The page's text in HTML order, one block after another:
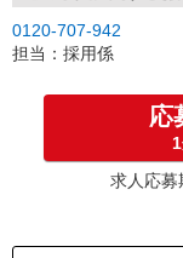
▼Step2 全国にあるお
ご案内
▼Step3 就業前に職場
応募⇒最短で2日後か
0120-707-942
担当：採用係
応
求人応募